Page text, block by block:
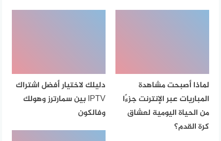
لماذا أصبحت مشاهدة
المباريات عبر الإنترنت جزءًا
من الحياة اليومية لعشاق
كرة القدم؟
دليلك لاختيار أفضل اشتراك
IPTV بين سمارترز وهولك
وفالكون